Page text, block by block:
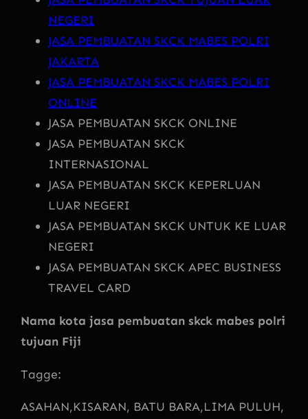
NEGERI
JASA PEMBUATAN SKCK MABES POLRI
JAKARTA
JASA PEMBUATAN SKCK MABES POLRI
ONLINE
JASA PEMBUATAN SKCK ONLINE
JASA PEMBUATAN SKCK
INTERNASIONAL
JASA PEMBUATAN SKCK KEPERLUAN
LUAR NEGERI
JASA PEMBUATAN SKCK UNTUK KE LUAR
NEGERI
JASA PEMBUATAN SKCK APEC BUSINESS
TRAVEL CARD
Nama kota jasa pembuatan skck mabes polri
tujuan Fiji
Tagge:
ASAHAN,KISARAN, BATU BARA,LIMA PULUH,